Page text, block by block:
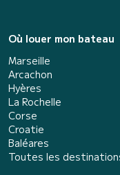
Où louer mon bateau
Marseille
Arcachon
Hyères
La Rochelle
Corse
Croatie
Baléares
Toutes les